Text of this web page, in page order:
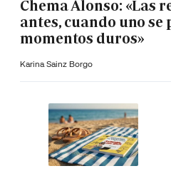
Chema Alonso: «Las
antes, cuando uno
momentos duros»
Karina Sainz Borgo